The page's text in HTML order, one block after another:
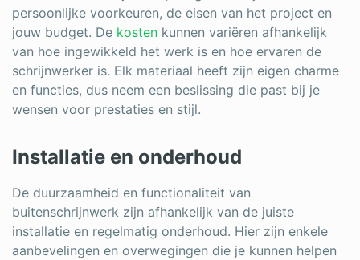
persoonlijke voorkeuren, de eisen van het project en
jouw budget. De kosten kunnen variëren afhankelijk
van hoe ingewikkeld het werk is en hoe ervaren de
schrijnwerker is. Elk materiaal heeft zijn eigen charme
en functies, dus neem een beslissing die past bij je
wensen voor prestaties en stijl.
Installatie en onderhoud
De duurzaamheid en functionaliteit van
buitenschrijnwerk zijn afhankelijk van de juiste
installatie en regelmatig onderhoud. Hier zijn enkele
aanbevelingen en overwegingen die je kunnen helpen